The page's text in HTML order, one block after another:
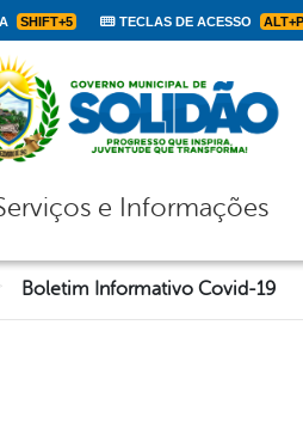
SHIFT+5 TECLAS DE ACESSO ALT+P
menu principal de navegação
e Informações
está aqui:
Boletim Informativo Covid-19